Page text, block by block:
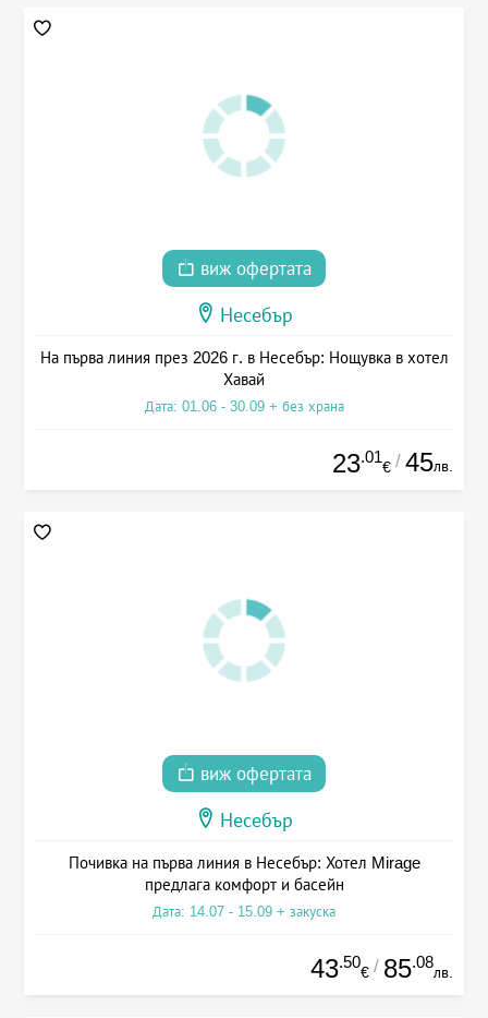
виж офертата
Несебър
На първа линия през 2026 г. в Несебър: Нощувка в хотел
Хавай
Дата: 01.06 - 30.09 + без храна
23.01
€ / 45лв.
виж офертата
Несебър
Почивка на първа линия в Несебър: Хотел Mirage
предлага комфорт и басейн
Дата: 14.07 - 15.09 + закуска
43.50
€ / 85.08
лв.